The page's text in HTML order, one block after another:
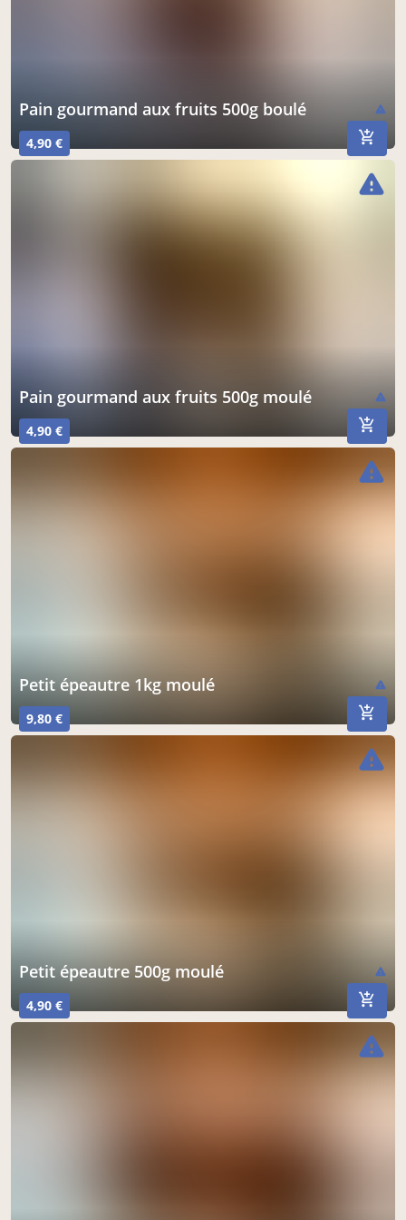
Pain gourmand aux fruits 500g boulé warning
4,90 €
Pain gourmand aux fruits 500g moulé warning
4,90 €
warning
petit épeautre 1kg moulé warning
9,80 €
warning
petit épeautre 500g moulé warning
4,90 €
warning
warning